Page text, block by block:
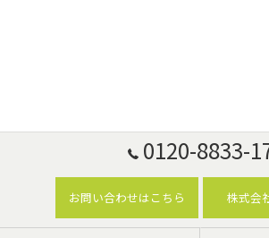
0120-8833-
お問い合わせはこちら 株式会